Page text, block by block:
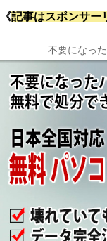
《記事はスポンサー
不要になっ